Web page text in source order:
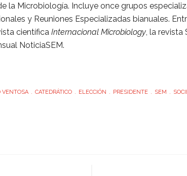
la Microbiología. Incluye once grupos
y Reuniones Especializadas bianuales.
científica Internacional Microbiology, la revista
NoticiaSEM.
VENTOSA CATEDRÁTICO ELECCIÓN PRESIDENTE SEM